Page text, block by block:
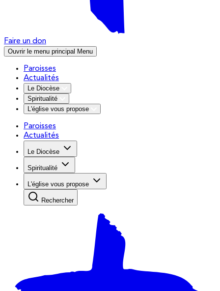
Faire un don
Ouvrir le menu principal Menu
Paroisses
Actualités
Le Diocèse
Spiritualité
L'église vous propose
Paroisses
Actualités
Le Diocèse
Spiritualité
L'église vous propose
Rechercher